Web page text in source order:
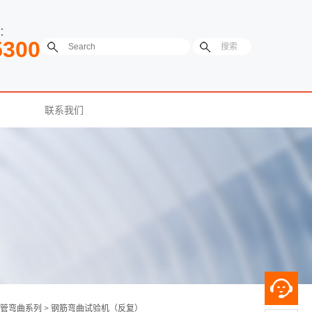
联系我们
弯曲系列 > 钢筋弯曲试验机（反复）